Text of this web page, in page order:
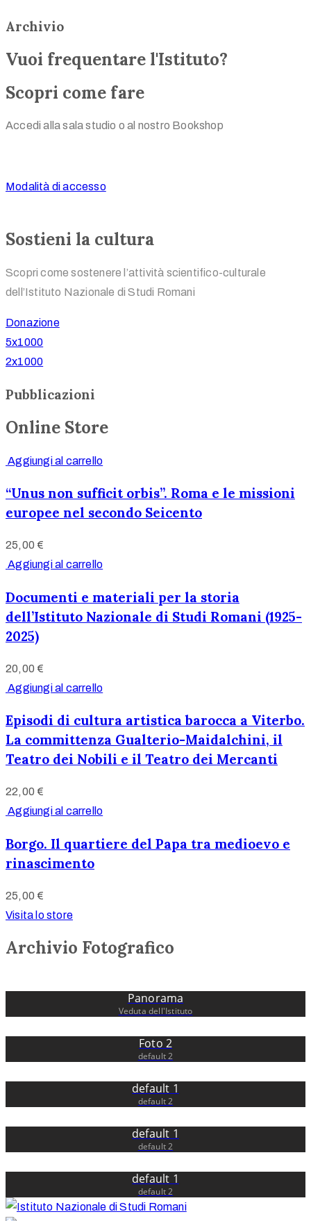
Archivio
Vuoi frequentare l'Istituto?
Scopri come fare
Accedi alla sala studio o al nostro Bookshop
Modalità di accesso
Sostieni la cultura
Scopri come sostenere l’attività scientifico-culturale
dell’Istituto Nazionale di Studi Romani
Donazione
5x1000
2x1000
Pubblicazioni
Online Store
Aggiungi al carrello
“Unus non sufficit orbis”. Roma e le missioni
europee nel secondo Seicento
25,00 €
Aggiungi al carrello
Documenti e materiali per la storia
dell’Istituto Nazionale di Studi Romani (1925-
2025)
20,00 €
Aggiungi al carrello
Episodi di cultura artistica barocca a Viterbo.
La committenza Gualterio-Maidalchini, il
Teatro dei Nobili e il Teatro dei Mercanti
22,00 €
Aggiungi al carrello
Borgo. Il quartiere del Papa tra medioevo e
rinascimento
25,00 €
Visita lo store
Archivio Fotografico
Panorama
Veduta dell'Istituto
Foto 2
default 2
default 1
default 2
default 1
default 2
default 1
default 2